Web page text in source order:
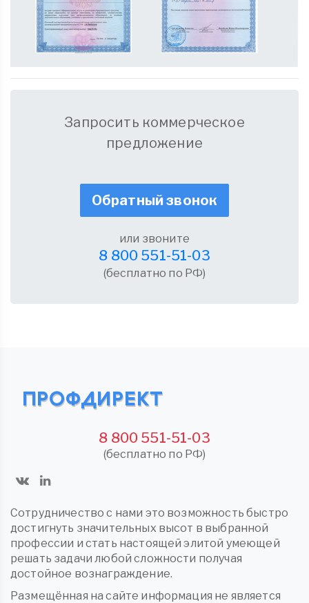
Запросить коммерческое
предложение
Обратный звонок
или звоните
8 800 551-51-03
(бесплатно по РФ)
8 800 551-51-03
(бесплатно по РФ)
Сотрудничество с нами это возможность быстро
достигнуть значительных высот в выбранной
профессии и стать настоящей элитой умеющей
решать задачи любой сложности получая
достойное вознаграждение.
Размещённая на сайте информация не является